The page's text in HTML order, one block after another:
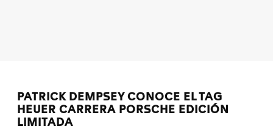
PATRICK DEMPSEY CONOCE EL TAG
HEUER CARRERA PORSCHE EDICIÓN
LIMITADA